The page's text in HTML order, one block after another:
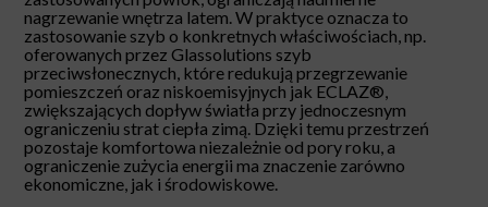
nagrzewanie wnętrza latem. W praktyce oznacza to
zastosowanie szyb o konkretnych właściwościach, np.
oferowanych przez Glassolutions szyb
przeciwsłonecznych, które redukują przegrzewanie
pomieszczeń oraz niskoemisyjnych jak ECLAZ®,
zwiększających dopływ światła przy jednoczesnym
ograniczeniu strat ciepła zimą. Dzięki temu przestrzeń
pozostaje komfortowa niezależnie od pory roku, a
ograniczenie zużycia energii ma znaczenie zarówno
ekonomiczne, jak i środowiskowe.